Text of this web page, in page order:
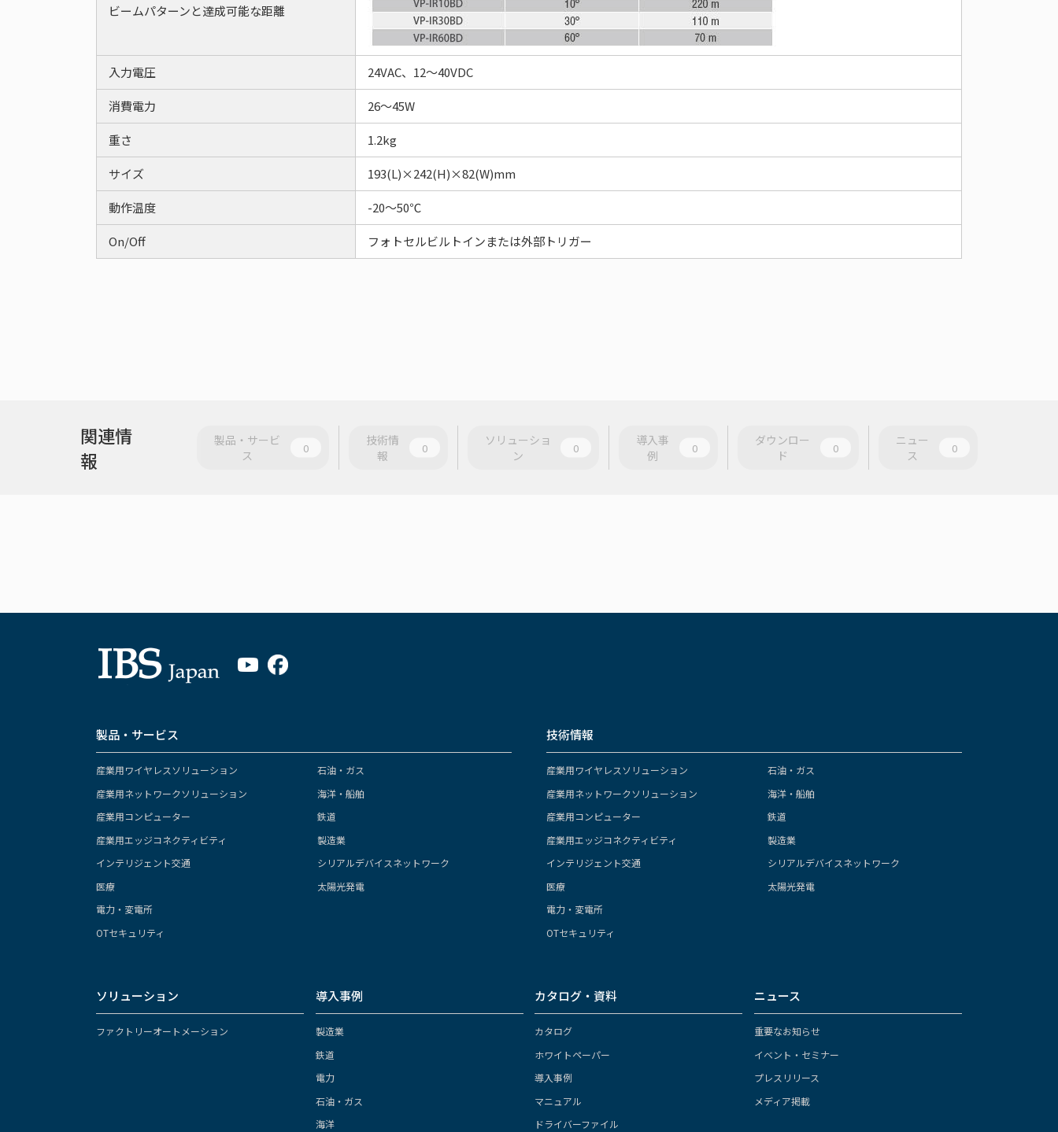
ビームパターンと達成可能な距離
入力電圧 24VAC、12～40VDC
消費電力 26～45W
重さ 1.2kg
サイズ 193(L)×242(H)×82(W)mm
動作温度 -20～50℃
On/Off フォトセルビルトインまたは外部トリガー
関連情
報
製品・サービ
ス
0
技術情
報
0
ソリューショ
ン
0
導入事
例
0
ダウンロー
ド
0
ニュー
ス
0
製品・サービス
産業用ワイヤレスソリューション
産業用ネットワークソリューション
産業用コンピューター
産業用エッジコネクティビティ
インテリジェント交通
医療
電力・変電所
OTセキュリティ
石油・ガス
海洋・船舶
鉄道
製造業
シリアルデバイスネットワーク
太陽光発電
技術情報
産業用ワイヤレスソリューション
産業用ネットワークソリューション
産業用コンピューター
産業用エッジコネクティビティ
インテリジェント交通
医療
電力・変電所
OTセキュリティ
石油・ガス
海洋・船舶
鉄道
製造業
シリアルデバイスネットワーク
太陽光発電
ソリューション
ファクトリーオートメーション
導入事例
製造業
鉄道
電力
石油・ガス
海洋
カタログ・資料
カタログ
ホワイトペーパー
導入事例
マニュアル
ドライバーファイル
ニュース
重要なお知らせ
イベント・セミナー
プレスリリース
メディア掲載